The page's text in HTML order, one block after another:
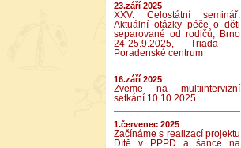
23.září 2025
XXV. Celostátní seminář:
Aktuální otázky péče o děti
separované od rodičů, Brno
24-25.9.2025, Triada –
Poradenské centrum
16.září 2025
Zveme na multiintervizní
setkání 10.10.2025
1.červenec 2025
Začínáme s realizací projektu
Dítě v PPPD a šance na